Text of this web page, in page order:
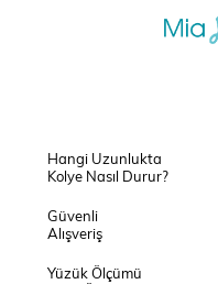
Hangi Uzunlukta
Kolye Nasıl Durur?
Güvenli
Alışveriş
Yüzük Ölçümü